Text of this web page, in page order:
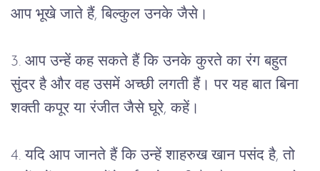
आप भूखे जाते हैं, बिल्कुल उनके जैसे।
3. आप उन्हें कह सकते हैं कि उनके कुरते का रंग बहुत
सुंदर है और वह उसमें अच्छी लगती हैं। पर यह बात बिना
शक्ती कपूर या रंजीत जैसे घूरे, कहें।
4. यदि आप जानते हैं कि उन्हें शाहरुख खान पसंद है, तो